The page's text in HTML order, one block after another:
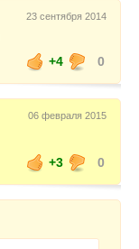
23 сентября 2014
+4
0
06 февраля 2015
+3 0